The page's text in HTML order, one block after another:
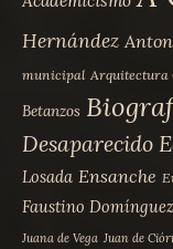
Hernández
municipal Arquitectura
Betanzos
Desaparecido
Losada Ensanche
Faustino
Juana de Vega Juan de